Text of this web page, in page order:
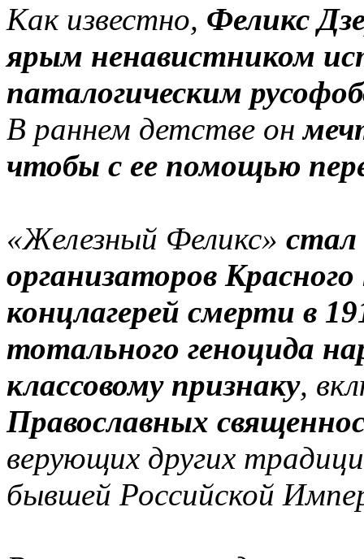
Как известно, Феликс
ярым ненавистником
паталогическим
В раннем детстве он
чтобы с ее помощью
«Железный Феликс» стал
организаторов
концлагерей смерти в
тотального геноцида
классовому признаку,
Православных
верующих других
бывшей Российской